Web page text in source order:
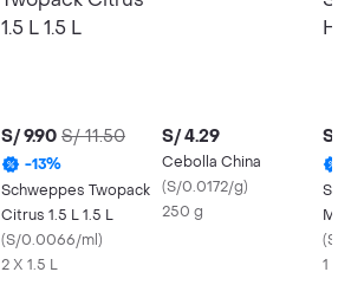
S/ 9.90 S/ 11.50
-13%
Schweppes Twopack
Citrus 1.5 L 1.5 L
(S/0.0066/ml)
2 X 1.5 L
S/ 4.29
Cebolla China
(S/0.0172/g)
250 g
S/
(S/
1 X